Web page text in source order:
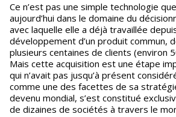
Ce n’est pas une simple technologie que rachète Sage
aujourd’hui dans le domaine du
avec laquelle elle a déjà travaillée
développement d’un produit commun,
plusieurs centaines de clients (environ
Mais cette acquisition est une étape
qui n’avait pas jusqu’à présent
comme une des facettes de sa
devenu mondial, s’est constitué
de dizaines de sociétés à travers le